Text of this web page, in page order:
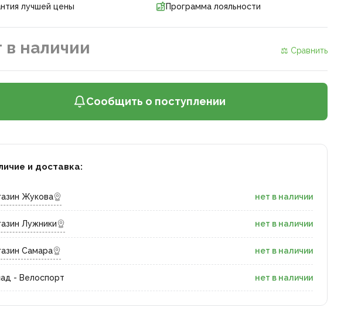
лучшей цены Программа лояльности
в наличии ⚖ Сравнить
Сообщить о поступлении
и доставка:
Жукова нет в наличии
Лужники нет в наличии
Самара нет в наличии
- Велоспорт нет в наличии